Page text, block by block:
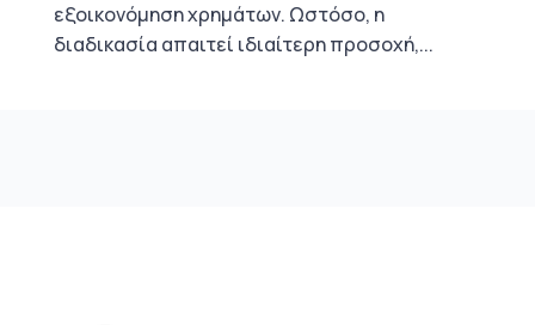
εξοικονόμηση χρημάτων. Ωστόσο, η
διαδικασία απαιτεί ιδιαίτερη προσοχή,...